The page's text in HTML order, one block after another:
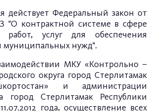
действует Федеральный закон от
"О контрактной системе в сфере
работ, услуг для обеспечения
муниципальных нужд".
МКУ «Контрольно –
округа город Стерлитамак
и администрации
город Стерлитамак Республики
года, осуществление всех